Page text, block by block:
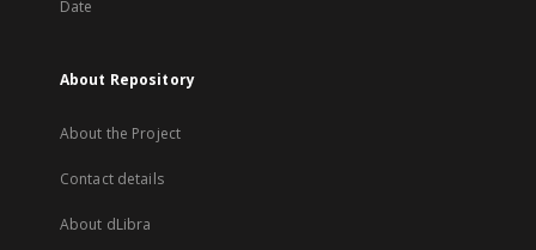
Date
About Repository
About the Project
Contact details
About dLibra